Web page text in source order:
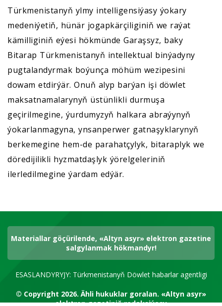
Türkmenistanyň ylmy intelligensiýasy ýokary
medeniýetiň, hünär jogapkärçiliginiň we raýat
kämilliginiň eýesi hökmünde Garaşsyz, baky
Bitarap Türkmenistanyň intellektual binýadyny
pugtalandyrmak boýunça möhüm wezipesini
dowam etdirýär. Onuň alyp barýan işi döwlet
maksatnamalarynyň üstünlikli durmuşa
geçirilmegine, ýurdumyzyň halkara abraýynyň
ýokarlanmagyna, ynsanperwer gatnaşyklarynyň
berkemegine hem-de parahatçylyk, bitaraplyk we
döredijilikli hyzmatdaşlyk ýörelgeleriniň
ilerledilmegine ýardam edýär.
Materiallar göçürilende, «Altyn asyr» elektron gazetine
salgylanmak hökmandyr!
ESASLANDYRYJY: Türkmenistanyň Döwlet habarlar agentligi
© Copyright 2026.Ähli hukuklar goralan. «Altyn asyr»
elektron gazetiniň redaksiýasy